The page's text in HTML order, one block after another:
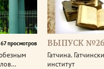
67 просмотров ВЫПУСК
Гатчина.
институт